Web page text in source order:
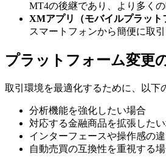
MT4の後継であり、より多く
XMアプリ（モバイルプラット
スマートフォンから簡便に取
プラットフォーム変更
取引環境を最適化するために、以下
分析機能を強化したい場合
対応する金融商品を拡張した
インターフェースや操作感の
自動売買の互換性を重視する